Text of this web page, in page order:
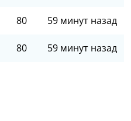
80 59 минут назад
80 59 минут назад